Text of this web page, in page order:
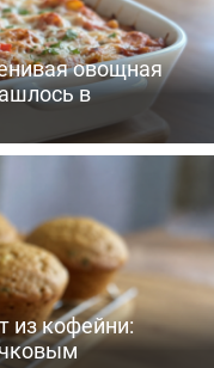
овощная
в
из кофейни: